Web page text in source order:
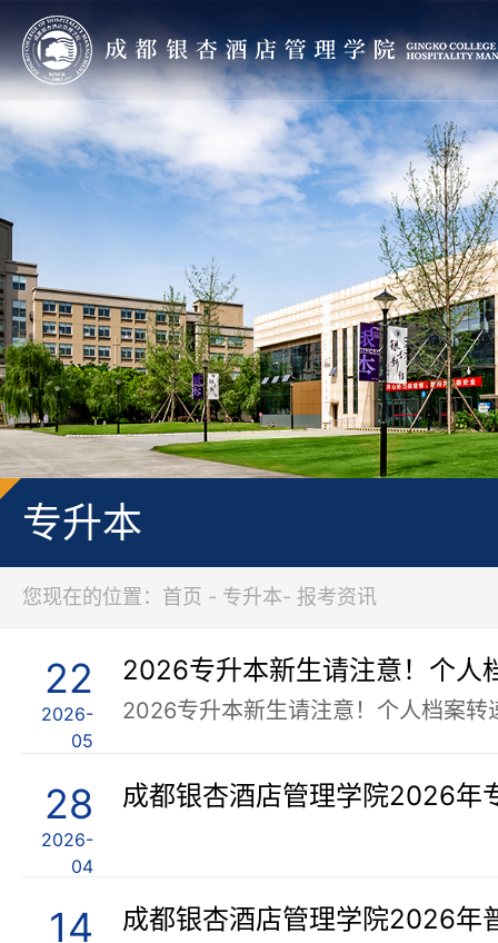
专升本
您现在的位置：首页 - 专升本- 报考资讯
22
2026-
05
28
2026-
04
成都银杏酒店管理学院2026年
14